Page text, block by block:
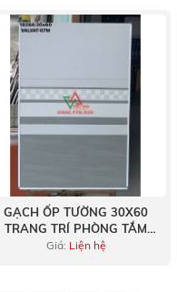
GẠCH ỐP TƯỜNG 30X60
TRANG TRÍ PHÒNG TẮM
THOÁNG MÁT
Giá: Liện hệ